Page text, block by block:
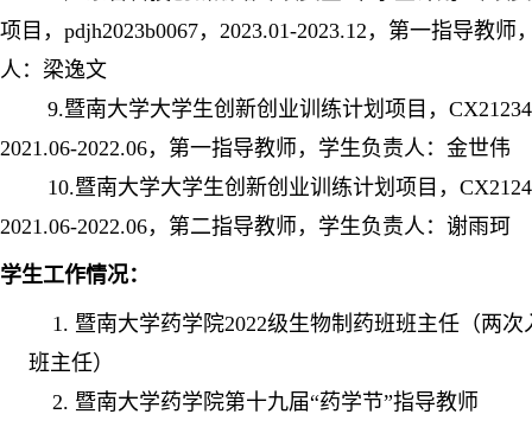
项目，pdjh2023b0067，2023.01-2023.12，第一指导教师
人：梁逸文
9.暨南大学大学生创新创业训练计划项目，
2021.06-2022.06，第一指导教师，学生负责人：金世伟
10.暨南大学大学生创新创业训练计划项目，
2021.06-2022.06，第二指导教师，学生负责人：谢雨珂
学生工作情况：
1. 暨南大学药学院2022级生物制药班班主任（两次
班主任）
2. 暨南大学药学院第十九届“药学节”指导教师